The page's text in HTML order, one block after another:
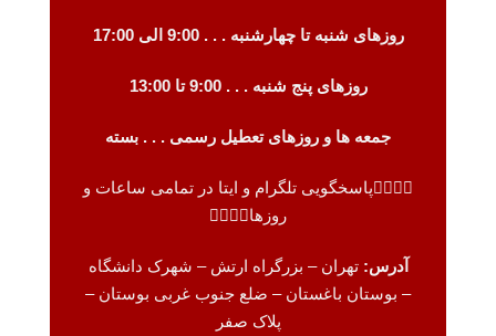
روزهای شنبه تا چهارشنبه . . . 9:00 الی 17:00
روزهای پنج شنبه . . . 9:00 تا 13:00
جمعه ها و روزهای تعطیل رسمی . . . بسته
👈🏻👈🏻پاسخگویی تلگرام و ایتا در تمامی ساعات و
روزها👉🏻👉🏻
آدرس:تهران – بزرگراه ارتش – شهرک دانشگاه
– بوستان باغستان – ضلع جنوب غربی بوستان –
پلاک صفر